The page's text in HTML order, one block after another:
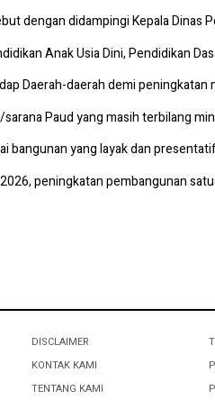
dengan didampingi Kepala Dinas
Anak Usia Dini, Pendidikan
Daerah-daerah demi
Paud yang masih terbilang
bangunan yang layak dan
peningkatan pembangunan
DISCLAIMER
KONTAK KAMI
TENTANG KAMI